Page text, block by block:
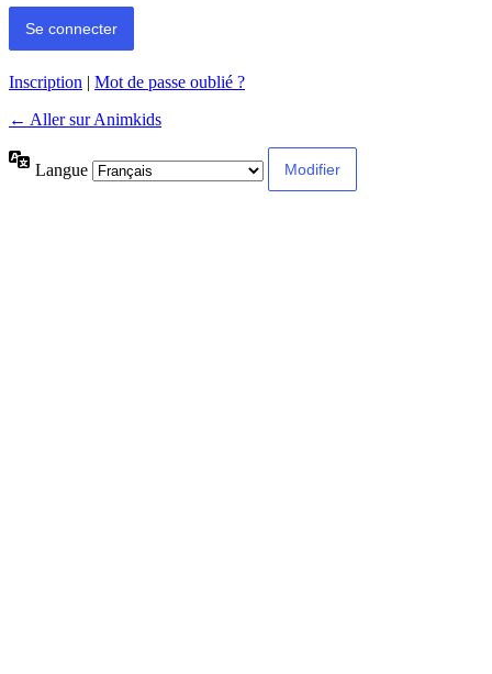
Inscription | Mot de passe oublié ?
← Aller sur Animkids
Langue